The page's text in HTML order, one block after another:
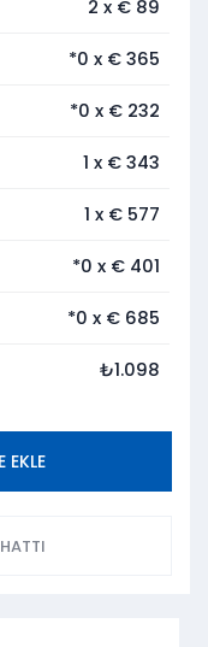
2 x € 89
*0 x € 365
*0 x € 232
1 x € 343
1 x € 577
*0 x € 401
*0 x € 685
₺1.098
EKLE